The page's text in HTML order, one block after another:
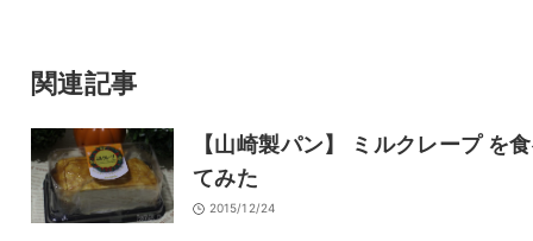
サイト
関連記事
【山崎製パン】 ミルクレープ を
てみた
2015/12/24